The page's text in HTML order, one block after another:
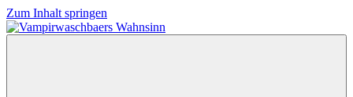
Zum Inhalt springen